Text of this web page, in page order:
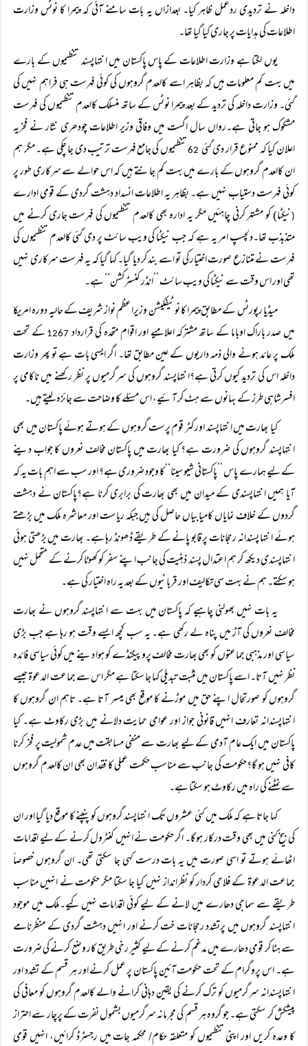
داخلہ نے تردیدی ردعمل ظاہر کیا۔ بعدازاں یہ بات سامنے آئی کہ پیمرا کا نوٹس وزارت
اطلاعات کی ہدایات پر جاری کیا گیا تھا۔
یوں لگتا ہے وزارت اطلاعات کے پاس پاکستان میں انتہاپسند تنظیموں کے بارے
میں بہت کم معلومات ہیں کہ بظاہر اسے کالعدم گروہوں کی کوئی فہرست ہی فراہم نہیں کی
گئی۔ وزارت داخلہ کی تردید کے بعد پیمرا نوٹس کے ساتھ منسلک کالعدم تنظیموں کی فہرست
مشکوک ہو جاتی ہے۔رواں سال اگست میں وفاقی وزیر اطلاعات چودھری نثار نے فخریہ
اعلان کیا کہ ممنوع قرار دی گئی
تنظیموں کی جامع فہرست ترتیب دی جا چکی ہے۔ مگر ہم
ان کالعدم گروہوں کے بارے میں بہت کم جانتے ہیں کہ اس حوالے سے سرکاری طور پر
کوئی فہرست دستیاب نہیں ہے۔ بظاہر یہ اطلاعات انسداد دہشت گردی کے قومی ادارے
(نیکٹا) کو مشتہر کرنی چاہئیں مگر یہ ادارہ بھی کالعدم تنظیموں کی فہرست جاری کرنے میں
متذبذب تھا۔دلچسپ امر یہ ہے کہ جب نیکٹا کی ویب سائٹ پر دی گئی کالعدم تنظیموں کی
فہرست نے متنازع صورت اختیار کی تو اسے بند کر دیا گیا۔ کہا گیا کہ یہ فہرست سرکاری نہیں
تھی اور اس وقت سے نیکٹا کی ویب سائٹ ’’انڈر کنسٹرکشن‘‘ ہے۔
میڈیا رپورٹس کے مطابق پیمرا کا نوٹیفکیشن وزیراعظم نواز شریف کے حالیہ دورہ امریکا
میں صدر باراک اوباما کے ساتھ مشترکہ اعلامیے اور اقوام متحدہ کی قرارداد1267
کے تحت
ملک پر عائد ہونے والی ذمہ داریوں کے عین مطابق تھا۔ اگر ایسی بات ہے تو پھر وزارت
داخلہ اس کی تردید کیوں کرتی ہے؟انتہاپسند گروہوں کی سرگرمیوں پر نظر رکھنے میں ناکامی پر
افسرشاہی طرز کے بہانوں سے ہٹ کر آئیے، اس مسئلے کا وضاحت سے جائزہ لیتے ہیں۔
کیا بھارت میں انتہاپسند اور کٹر قوم پرست گروہوں کے ہوتے ہوئے پاکستان میں بھی
انتہاپسند گروہوں کی ضرورت ہے؟ کیا بھارت میں پاکستان مخالف نعروں کا جواب دینے
کے لیے ہمارے پاس ’’پاکستانی شیو سینا‘‘کا وجود ضروری ہے؟ اور سب سے اہم بات یہ کہ
آیا ہمیں انتہاپسندی کے میدان میں بھی بھارت کی برابری کرنا ہے؟پاکستان نے دہشت
گردوں کے خلاف نمایاں کامیابیاں حاصل کی ہیں جبکہ ریاست اور معاشرہ ملک میں بڑھتے
ہوئے انتہا پسندانہ رحجانات پر قابو پانے کے طریقے ڈھونڈ رہا ہے۔ بھارت میں بڑھتی ہوئی
انتہاپسندی دیکھ کر ہم اعتدال پسند ذہنیت کی جانب اپنے سفر کو کھوٹا کرنے کے متحمل نہیں
ہو سکتے۔ ہم نے بہت سی تکالیف اور قربانیوں کے بعد یہ راہ اختیار کی ہے۔
یہ بات نہیں بھولنی چاہیے کہ پاکستان میں بہت سے انتہاپسند گروہوں نے بھارت
مخالف نعروں کی آڑ میں پناہ لے رکھی ہے۔ یہ سب کچھ ایسے وقت ہو رہا ہے جب بڑی
سیاسی اور مذہبی جماعتوں کو بھی بھارت مخالف پروپیگنڈے کو ہوا دینے میں کوئی سیاسی فائدہ
نظر نہیں آتا۔ اسے پاکستان میں مثبت تبدیلی کہا جا سکتا ہے مگر اس سے جماعت الدعوۃ جیسے
گروہوں کو صورتحال اپنے حق میں موڑنے کا موقع بھی میسر آتا ہے۔ تاہم ان گروہوں کا
انتہاپسندانہ تعارف انہیں قانونی جواز اور عوامی حمایت دلانے میں بڑی رکاوٹ ہے۔ کیا
پاکستان میں ایک عام آدمی کے لیے بھارت سے منفی مسابقت میں عدم شمولیت پر فخر کرنا
کافی نہیں ہو گا؟حکومت کی جانب سے مناسب حکمت عملی کا فقدان بھی ان کالعدم گروہوں
سے نمٹنے کی راہ میں رکاوٹ ہو سکتا ہے۔
کہا جاتا ہے کہ ملک میں کئی عشروں تک انتہاپسند گروہوں کو پنپنے کا موقع دیا گیا اور ان
کی بیخ کنی میں بھی وقت درکار ہو گا۔ اگر حکومت نے انہیں کنٹرول کرنے کے لیے اقدامات
اٹھائے ہوتے تو اسی صورت میں یہ بات درست کہی جا سکتی تھی۔ ان گروہوں خصوصاً
جماعت الدعوۃ کے فلاحی کردار کو نظرانداز نہیں کیا جا سکتا مگر حکومت نے انہیں مناسب
طریقے سے سماجی دھارے میں لانے کے لیے کوئی اقدامات نہیں کیے۔ملک میں موجود
انتہاپسند گروہوں میں پرتشدد رحجانات خت کرنے اور انہیں دہشت گردی کے منظرنامے
سے ہٹا کر قومی دھارے میں مدغم کرنے کے لیے کثیر رخی طریق کار وضع کرنے کی ضرورت
ہے۔ اس پروگرام کے تحت حکومت آئین پاکستان پر عمل کرنے اور ہر قسم کے تشدد اور
انتہاپسندانہ سرگرمیوں کو ترک کرنے کی یقین دہانی کرانے والے کالعدم گروہوں کو معافی کی
پیشکش کر سکتی ہے۔ جو گروہ ہر قسم کی مجرمانہ سرگرمیوں بشمول نفرت کے پرچار سے احتراز
کا وعدہ کریں اور اپنی تنظیموں کو متعلقہ حکام/ محکمہ جات میں رجسٹرڈ کرائیں، انہیں قومی